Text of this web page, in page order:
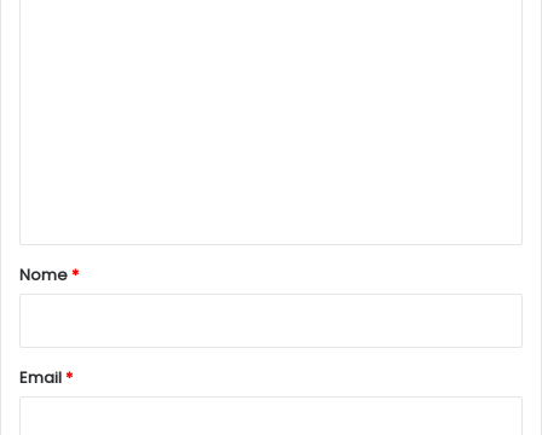
r
*
Nome*
Email*